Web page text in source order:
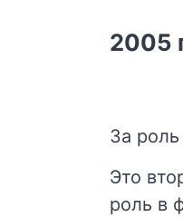
2005
За
Это
роль в